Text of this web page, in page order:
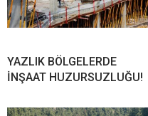
YAZLIK BÖLGELERDE
İNŞAAT HUZURSUZLUĞU!